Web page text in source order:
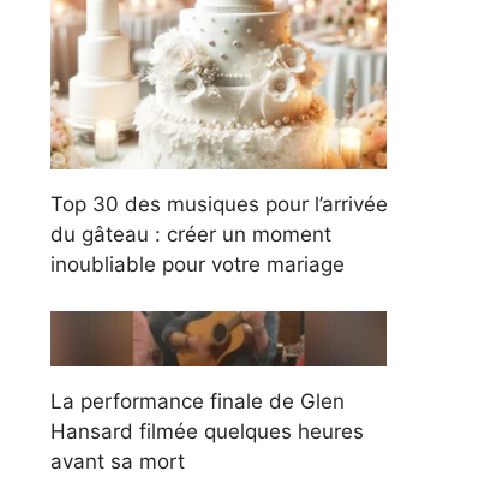
Top 30 des musiques pour l’arrivée
du gâteau : créer un moment
inoubliable pour votre mariage
La performance finale de Glen
Hansard filmée quelques heures
avant sa mort